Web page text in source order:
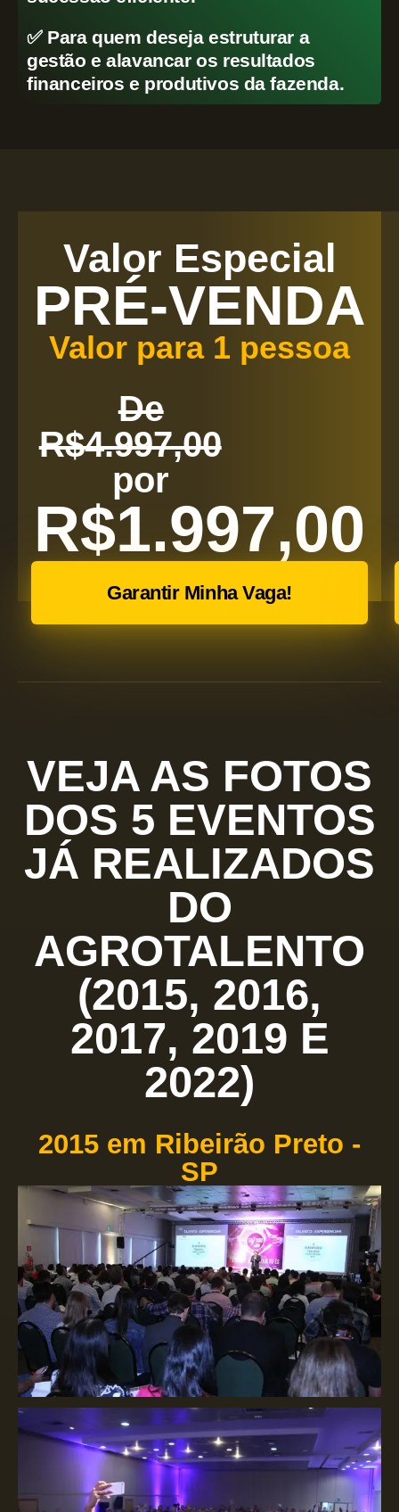
✅ Para quem deseja estruturar a
gestão e alavancar os resultados
financeiros e produtivos da fazenda.
Valor Especial
PRÉ-VENDA
Valor para 1 pessoa
De
R$4.997,00
por
R$1.997,00
Garantir Minha Vaga!
VEJA AS FOTOS
DOS 5 EVENTOS
JÁ REALIZADOS
DO
AGROTALENTO
(2015, 2016,
2017, 2019 E
2022)
2015 em Ribeirão Preto -
SP